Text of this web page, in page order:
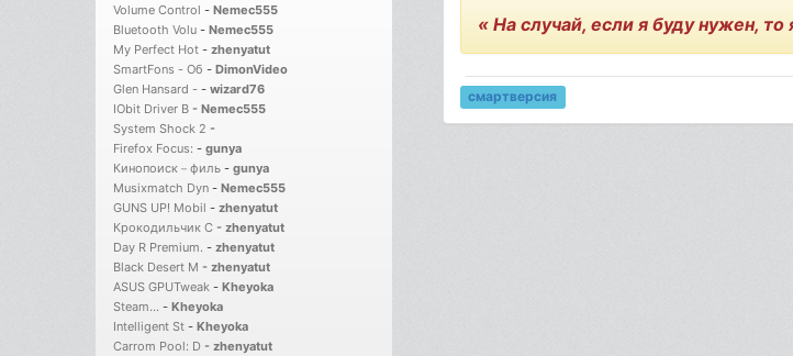
Volume Control - Nemec555
Bluetooth Volu - Nemec555
My Perfect Hot - zhenyatut
SmartFons - Об - DimonVideo
Glen Hansard - - wizard76
IObit Driver B - Nemec555
System Shock 2 -
Firefox Focus: - gunya
Кинопоиск－филь - gunya
Musixmatch Dyn - Nemec555
GUNS UP! Mobil - zhenyatut
Крокодильчик С - zhenyatut
Day R Premium. - zhenyatut
Black Desert M - zhenyatut
ASUS GPUTweak - Kheyoka
Steam... - Kheyoka
Intelligent St - Kheyoka
Carrom Pool: D - zhenyatut
« На случай, если я буду нужен,
смартверсия